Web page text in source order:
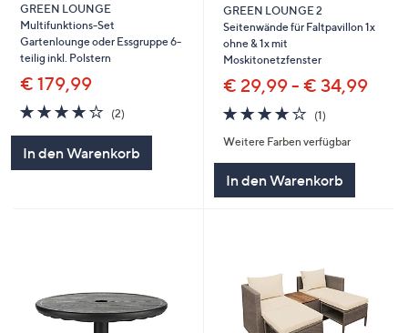
GREEN LOUNGE
Multifunktions-Set
Gartenlounge oder Essgruppe 6-
teilig inkl. Polstern
€ 179,99
4.0
von
(2)2
In den Warenkorb
GREEN LOUNGE 2
Seitenwände für Faltpavillon 1x
ohne & 1x mit
Moskitonetzfenster
€ 29,99 - € 34,99
4.0
von
5
(1)
Weitere Farben verfügbar
In den Warenkorb